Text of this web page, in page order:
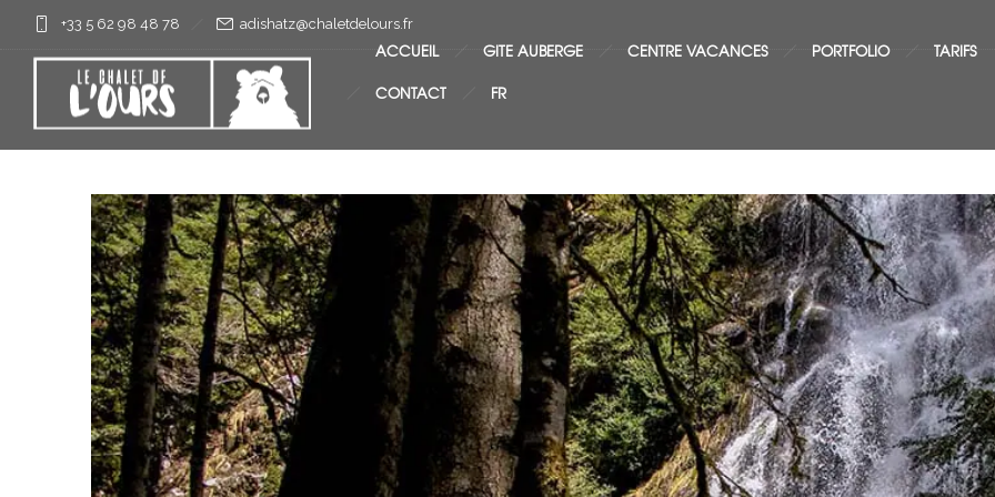
+33 5 62 98 48 78 rf.sruoledtelahc@ztahsida
ACCUEIL GITE AUBERGE CENTRE VACANCES PORTFOLIO
TARIFS
CONTACT
FR